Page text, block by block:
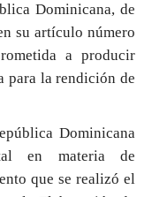
Dominicana, de
su artículo número
a producir
para la rendición de
Dominicana
en materia de
que se realizó el